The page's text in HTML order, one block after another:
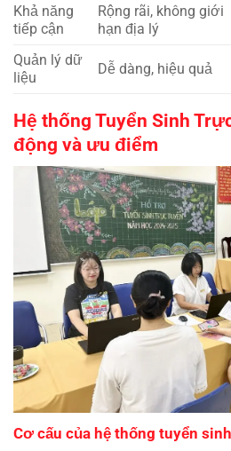
Khả năng
tiếp cận
Rộng rãi, không giới
hạn địa lý
Quản lý dữ
liệu
Dễ dàng, hiệu quả
Hệ thống Tuyển Sinh
động và ưu điểm
Cơ cấu của hệ thống tuyển